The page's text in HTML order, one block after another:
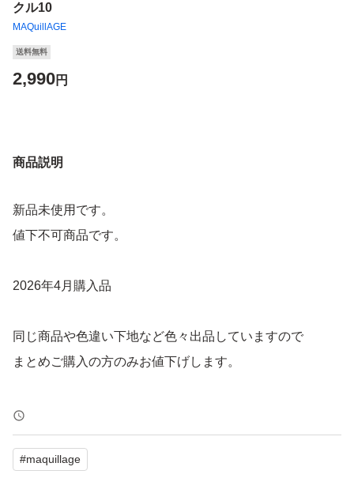
クル10
MAQuillAGE
送料無料
2,990円
商品説明
新品未使用です。
値下不可商品です。
2026年4月購入品
同じ商品や色違い下地など色々出品していますので
まとめご購入の方のみお値下げします。
質問がありましたら、お気軽にお問い合わせください。よ
ろしくお願い致します。
コメント無しでもご購入オッケーです。
#maquillage